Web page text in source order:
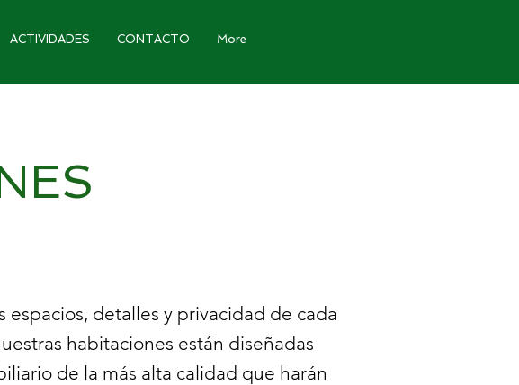
ACTIVIDADES CONTACTO More
detalles y privacidad de cada
habitaciones están diseñadas
de la más alta calidad que harán